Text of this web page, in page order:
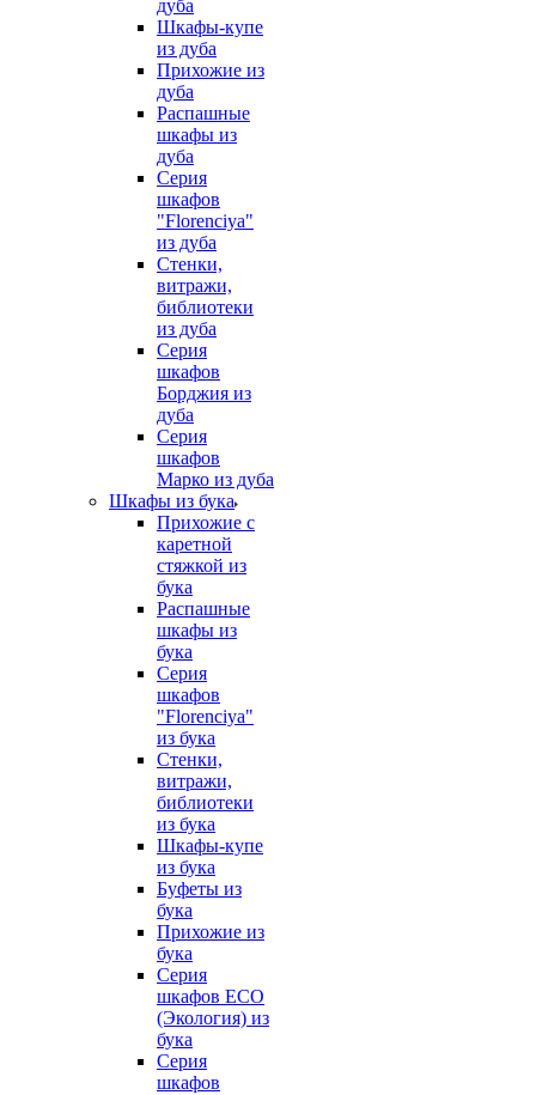
дуба
Шкафы-купе
из дуба
Прихожие из
дуба
Распашные
шкафы из
дуба
Серия
шкафов
"Florenciya"
из дуба
Стенки,
витражи,
библиотеки
из дуба
Серия
шкафов
Борджия из
дуба
Серия
шкафов
Марко из дуба
Шкафы из бука
Прихожие с
каретной
стяжкой из
бука
Распашные
шкафы из
бука
Серия
шкафов
"Florenciya"
из бука
Стенки,
витражи,
библиотеки
из бука
Шкафы-купе
из бука
Буфеты из
бука
Прихожие из
бука
Серия
шкафов ECO
(Экология) из
бука
Серия
шкафов